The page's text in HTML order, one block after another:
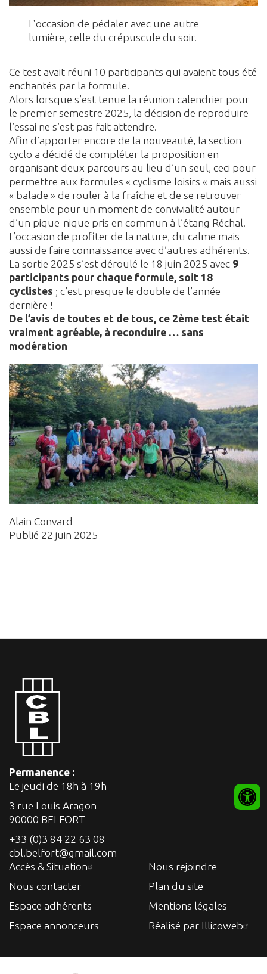
L'occasion de pédaler avec une autre
lumière, celle du crépuscule du soir.
Ce test avait réuni 10 participants qui avaient tous été
enchantés par la formule.
Alors lorsque s’est tenue la réunion calendrier pour
le premier semestre 2025, la décision de reproduire
l’essai ne s’est pas fait attendre.
Afin d’apporter encore de la nouveauté, la section
cyclo a décidé de compléter la proposition en
organisant deux parcours au lieu d’un seul, ceci pour
permettre aux formules « cyclisme loisirs « mais aussi
« balade » de rouler à la fraîche et de se retrouver
ensemble pour un moment de convivialité autour
d’un pique-nique pris en commun à l’étang Réchal.
L’occasion de profiter de la nature, du calme mais
aussi de faire connaissance avec d’autres adhérents.
La sortie 2025 s’est déroulé le 18 juin 2025 avec 9
participants pour chaque formule, soit 18
cyclistes ; c’est presque le double de l’année
dernière !
De l’avis de toutes et de tous, ce 2ème test était
vraiment agréable, à reconduire … sans
modération
Alain Convard
Publié 22 juin 2025
Permanence :
Le jeudi de 18h à 19h
3 rue Louis Aragon
90000 BELFORT
+33 (0)3 84 22 63 08
cbl.belfort@gmail.com
Accès & Situation
Nous contacter
Espace adhérents
Espace annonceurs
Nous rejoindre
Plan du site
Mentions légales
Réalisé par Illicoweb